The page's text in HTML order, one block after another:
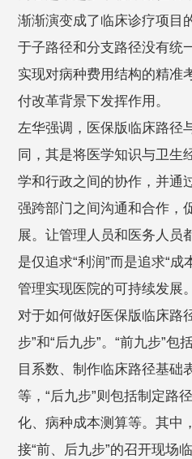
渐渐演变成了临床诊疗项目
于子路径和分支路径没有统
实现对病种费用结构的精准
付改革背景下发挥作用。
左华强调，医保版临床路径
同，其是将医学知识与卫生
学和行政之间的协作，并通
强跨部门之间沟通和合作，
展。让管理人员和医务人员
是仅追求“利润”而是追求“
管理实现医院的可持续发展。
对于如何做好医保版临床路
步”和“后九步”。“前九步”包
目系数、制作临床路径基础
等，“后九步”则包括制定路
化、病种成本测算等。其中
接“前、后九步”的召开现场